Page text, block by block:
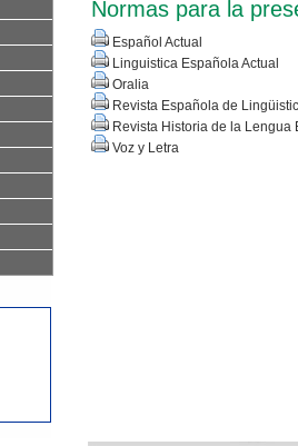
Normas para la
Español Actual
Linguistica Española Actual
Oralia
Revista Española de
Revista Historia de la Lengua
Voz y Letra